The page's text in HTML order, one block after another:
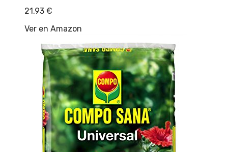
21,93 €
Ver en Amazon